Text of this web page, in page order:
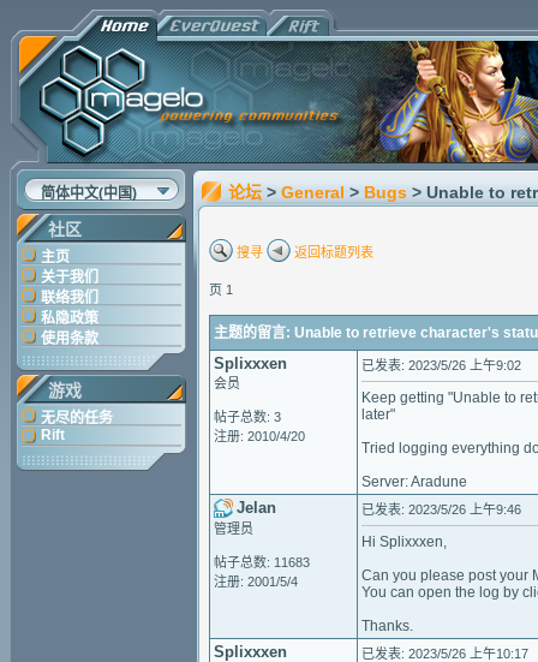
简体中文(中国)
社区
主页
关于我们
联络我们
私隐政策
使用条款
游戏
无尽的任务
Rift
论坛 > General > Bugs > Unable to
搜寻 返回标题列表
页 1
主题的留言: Unable to retrieve character's
Splixxxen
会员
帖子总数: 3
注册: 2010/4/20
已发表: 2023/5/26 上午9:02
Keep getting "Unable to
later"
Tried logging everything
Server: Aradune
Jelan
管理员
帖子总数: 11683
注册: 2001/5/4
已发表: 2023/5/26 上午9:46
Hi Splixxxen,
Can you please post your
You can open the log by
Thanks.
Splixxxen 已发表: 2023/5/26 上午10:17